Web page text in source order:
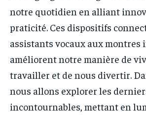
notre quotidien en alliant
praticité. Ces dispositifs
assistants vocaux aux montres
améliorent notre manière de
travailler et de nous divertir.
nous allons explorer les
incontournables, mettant en